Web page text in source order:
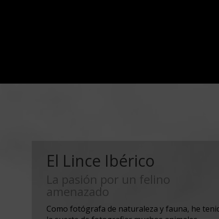
El Lince Ibérico
La pasión por un felino
amenazado
Como fotógrafa de naturaleza y fauna, he